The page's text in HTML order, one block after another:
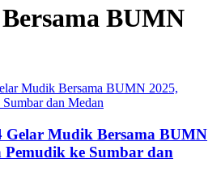
BUMN
Gelar Mudik Bersama BUMN
ke Sumbar dan